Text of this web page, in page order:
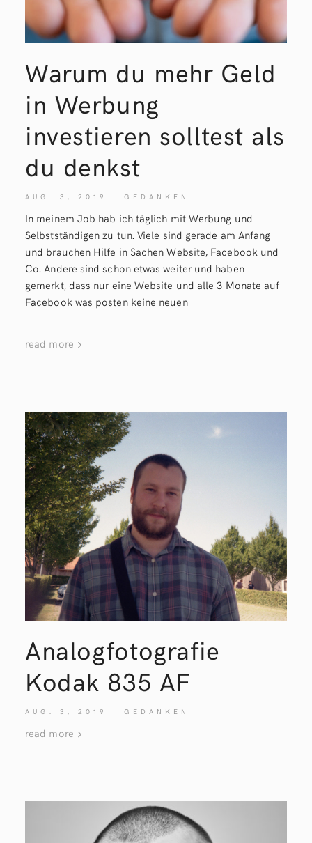
Warum du mehr Geld
in Werbung
investieren solltest als
du denkst
AUG. 3, 2019 GEDANKEN
In meinem Job hab ich täglich mit Werbung und
Selbstständigen zu tun. Viele sind gerade am Anfang
und brauchen Hilfe in Sachen Website, Facebook und
Co. Andere sind schon etwas weiter und haben
gemerkt, dass nur eine Website und alle 3 Monate auf
Facebook was posten keine neuen
read more
Analogfotografie
Kodak 835 AF
AUG. 3, 2019 GEDANKEN
read more